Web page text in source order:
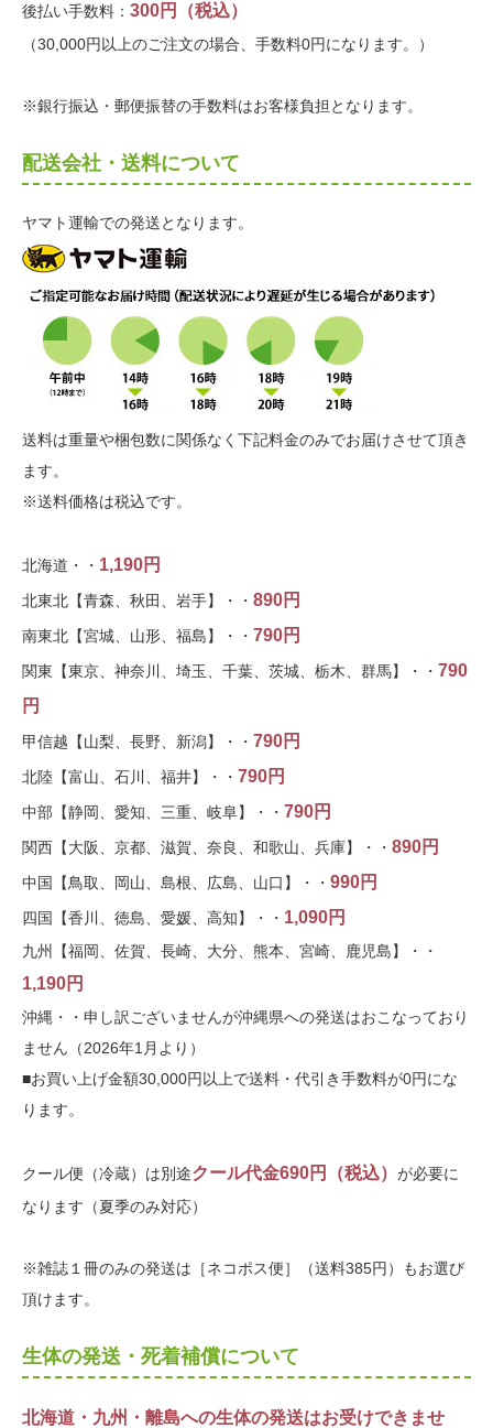
後払い手数料： 300円（税込）
（30,000円以上のご注文の場合、手数料0円になります。）
※銀行振込・郵便振替の手数料はお客様負担となります。
配送会社・送料について
ヤマト運輸での発送となります。
送料は重量や梱包数に関係なく下記料金のみでお届けさせて頂き
ます。
※送料価格は税込です。
北海道・・ 1,190円
北東北【青森、秋田、岩手】・・ 890円
南東北【宮城、山形、福島】・・ 790円
関東【東京、神奈川、埼玉、千葉、茨城、栃木、群馬】・・ 790
円
甲信越【山梨、長野、新潟】・・ 790円
北陸【富山、石川、福井】・・ 790円
中部【静岡、愛知、三重、岐阜】・・ 790円
関西【大阪、京都、滋賀、奈良、和歌山、兵庫】・・ 890円
中国【鳥取、岡山、島根、広島、山口】・・ 990円
四国【香川、徳島、愛媛、高知】・・ 1,090円
九州【福岡、佐賀、長崎、大分、熊本、宮崎、鹿児島】・・
1,190円
沖縄・・申し訳ございませんが沖縄県への発送はおこなっており
ません（2026年1月より）
■お買い上げ金額30,000円以上で送料・代引き手数料が0円にな
ります。
クール便（冷蔵）は別途クール代金690円（税込） が必要に
なります（夏季のみ対応）
※雑誌１冊のみの発送は［ネコポス便］（送料385円）もお選び
頂けます。
生体の発送・死着補償について
北海道・九州・離島への生体の発送はお受けできませ